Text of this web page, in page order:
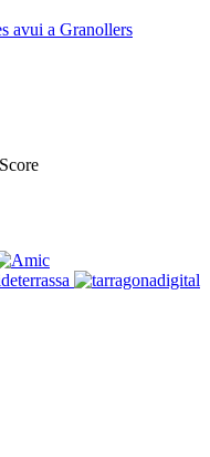
avui a Granollers